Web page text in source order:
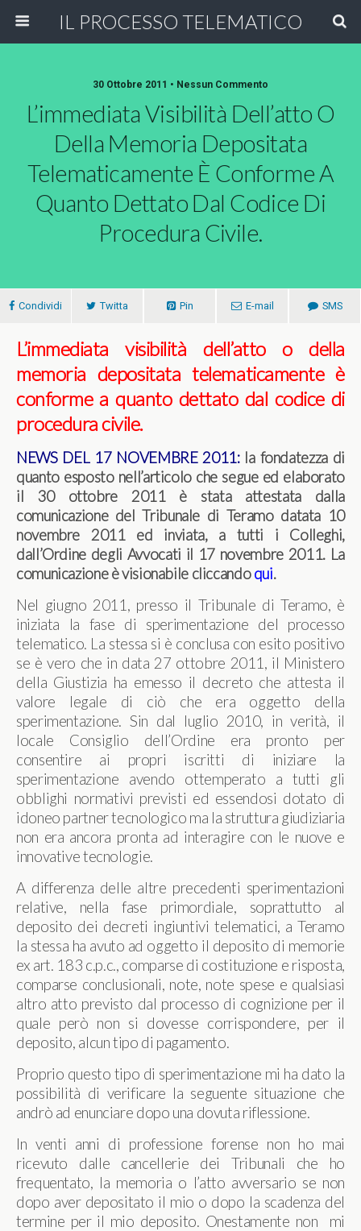
IL PROCESSO TELEMATICO
30 Ottobre 2011 • Nessun Commento
L’immediata Visibilità Dell’atto O
Della Memoria Depositata
Telematicamente È Conforme A
Quanto Dettato Dal Codice Di
Procedura Civile.
Condividi Twitta Pin E-mail SMS
L’immediata visibilità dell’atto o della
memoria depositata telematicamente è
conforme a quanto dettato dal codice di
procedura civile.
NEWS DEL 17 NOVEMBRE 2011:la fondatezza di
quanto esposto nell’articolo che segue ed elaborato
il 30 ottobre 2011 è stata attestata dalla
comunicazione del Tribunale di Teramo datata 10
novembre 2011 ed inviata, a tutti i Colleghi,
dall’Ordine degli Avvocati il 17 novembre 2011. La
comunicazione è visionabile cliccandoqui.
Nel giugno 2011, presso il Tribunale di Teramo, è
iniziata la fase di sperimentazione del processo
telematico. La stessa si è conclusa con esito positivo
se è vero che in data 27 ottobre 2011, il Ministero
della Giustizia ha emesso il decreto che attesta il
valore legale di ciò che era oggetto della
sperimentazione. Sin dal luglio 2010, in verità, il
locale Consiglio dell’Ordine era pronto per
consentire ai propri iscritti di iniziare la
sperimentazione avendo ottemperato a tutti gli
obblighi normativi previsti ed essendosi dotato di
idoneo partner tecnologico ma la struttura giudiziaria
non era ancora pronta ad interagire con le nuove e
innovative tecnologie.
A differenza delle altre precedenti sperimentazioni
relative, nella fase primordiale, soprattutto al
deposito dei decreti ingiuntivi telematici, a Teramo
la stessa ha avuto ad oggetto il deposito di memorie
ex art. 183 c.p.c., comparse di costituzione e risposta,
comparse conclusionali, note, note spese e qualsiasi
altro atto previsto dal processo di cognizione per il
quale però non si dovesse corrispondere, per il
deposito, alcun tipo di pagamento.
Proprio questo tipo di sperimentazione mi ha dato la
possibilità di verificare la seguente situazione che
andrò ad enunciare dopo una dovuta riflessione.
In venti anni di professione forense non ho mai
ricevuto dalle cancellerie dei Tribunali che ho
frequentato, la memoria o l’atto avversario se non
dopo aver depositato il mio o dopo la scadenza del
termine per il mio deposito. Onestamente non mi